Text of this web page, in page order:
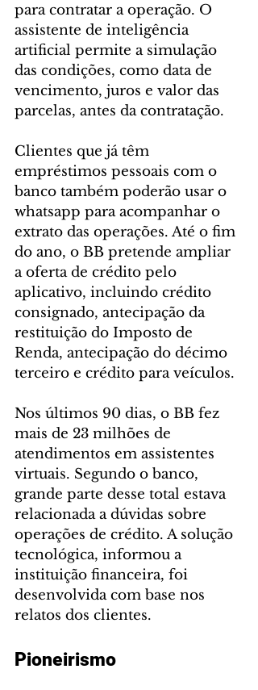
para contratar a operação. O
assistente de inteligência
artificial permite a simulação
das condições, como data de
vencimento, juros e valor das
parcelas, antes da contratação.
Clientes que já têm
empréstimos pessoais com o
banco também poderão usar o
whatsapp para acompanhar o
extrato das operações. Até o fim
do ano, o BB pretende ampliar
a oferta de crédito pelo
aplicativo, incluindo crédito
consignado, antecipação da
restituição do Imposto de
Renda, antecipação do décimo
terceiro e crédito para veículos.
Nos últimos 90 dias, o BB fez
mais de 23 milhões de
atendimentos em assistentes
virtuais. Segundo o banco,
grande parte desse total estava
relacionada a dúvidas sobre
operações de crédito. A solução
tecnológica, informou a
instituição financeira, foi
desenvolvida com base nos
relatos dos clientes.
Pioneirismo